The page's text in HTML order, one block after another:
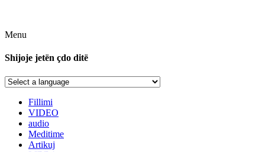
Menu
Shijoje jetën çdo ditë
Fillimi
VIDEO
audio
Meditime
Artikuj